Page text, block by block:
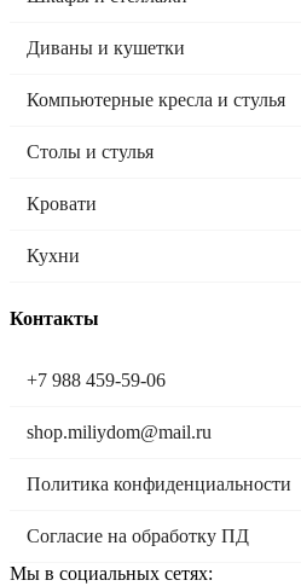
Диваны и кушетки
Компьютерные кресла и стулья
Столы и стулья
Кровати
Кухни
Контакты
+7 988 459-59-06
shop.miliydom@mail.ru
Политика конфиденциальности
Согласие на обработку ПД
Мы в социальных сетях: